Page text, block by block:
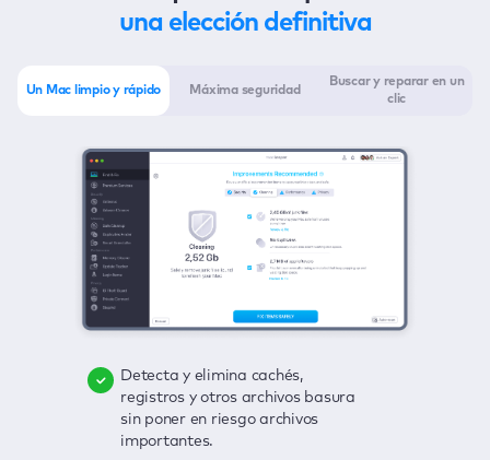
una elección definitiva
Un Mac limpio y rápido Máxima seguridad
Buscar y reparar en un
clic
Detecta y elimina cachés,
registros y otros archivos basura
sin poner en riesgo archivos
importantes.
Elimina virus, incorpora la
protección en tiempo real y
deshazte del adware con un clic.
Descubre con un clic cualquier
posible amenaza para tu Mac:
archivos basura, virus, adware,
aplicaciones no actualizadas y